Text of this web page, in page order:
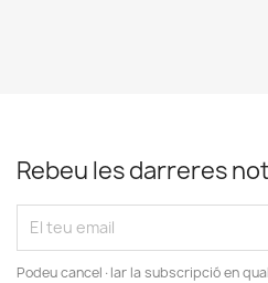
Rebeu les darreres
Podeu cancel·lar la subscripció en